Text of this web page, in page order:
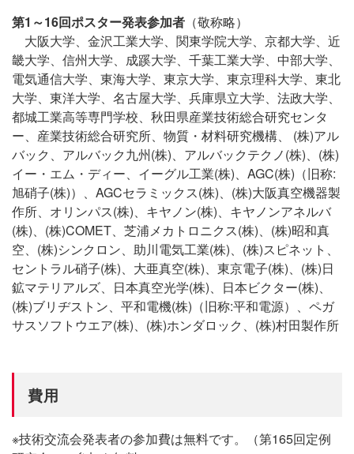
第1～16回ポスター発表参加者 （敬称略）
大阪大学、金沢工業大学、関東学院大学、京都大学、近
畿大学、信州大学、成蹊大学、千葉工業大学、中部大学、
電気通信大学、東海大学、東京大学、東京理科大学、東北
大学、東洋大学、名古屋大学、兵庫県立大学、法政大学、
都城工業高等専門学校、秋田県産業技術総合研究センタ
ー、産業技術総合研究所、物質・材料研究機構、 (株)アル
バック、アルバック九州(株)、アルバックテクノ(株)、(株)
イー・エム・ディー、イーグル工業(株)、AGC(株)（旧称:
旭硝子(株)）、AGCセラミックス(株)、(株)大阪真空機器製
作所、オリンパス(株)、キヤノン(株)、キヤノンアネルバ
(株)、(株)COMET、芝浦メカトロニクス(株)、(株)昭和真
空、(株)シンクロン、助川電気工業(株)、(株)スピネット、
セントラル硝子(株)、大亜真空(株)、東京電子(株)、(株)日
鉱マテリアルズ、日本真空光学(株)、日本ビクター(株)、
(株)ブリヂストン、平和電機(株)（旧称:平和電源）、ペガ
サスソフトウエア(株)、(株)ホンダロック、(株)村田製作所
費用
※技術交流会発表者の参加費は無料です。（第165回定例